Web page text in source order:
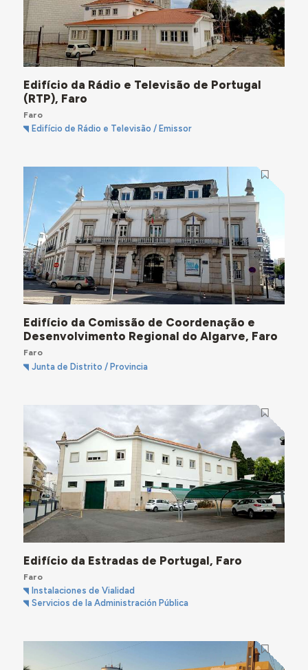
Edifício da Rádio e Televisão de Portugal
(RTP), Faro
Faro
Edifício de Rádio e Televisão / Emissor
Edifício da Comissão de Coordenação e
Desenvolvimento Regional do Algarve, Faro
Faro
Junta de Distrito / Provincia
Edifício da Estradas de Portugal, Faro
Faro
Instalaciones de Vialidad
Servicios de la Administración Pública